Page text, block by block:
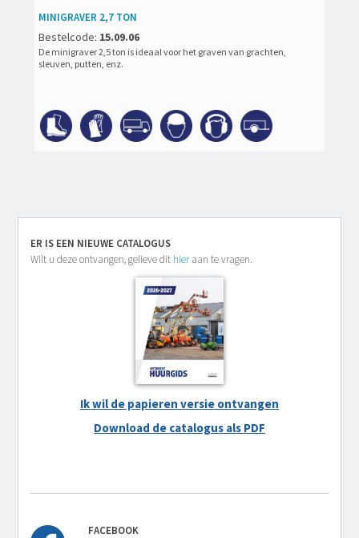
MINIGRAVER 2,7 TON
Bestelcode: 15.09.06
De minigraver 2,5 ton is ideaal voor het graven van grachten,
sleuven, putten, enz.
ER IS EEN NIEUWE CATALOGUS
Wilt u deze ontvangen, gelieve dit hier aan te vragen.
Ik wil de papieren versie ontvangen
Download de catalogus als PDF
FACEBOOK